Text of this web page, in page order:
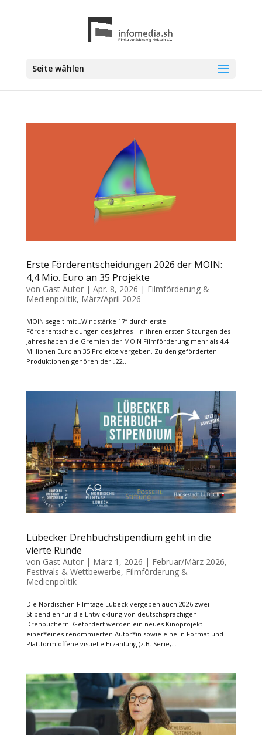
Seite wählen
Erste Förderentscheidungen 2026 der MOIN:
4,4 Mio. Euro an 35 Projekte
von Gast Autor| Apr. 8, 2026 | Filmförderung &
Medienpolitik, März/April 2026
MOIN segelt mit „Windstärke 17“ durch erste
Förderentscheidungen des Jahres In ihren ersten Sitzungen des
Jahres haben die Gremien der MOIN Filmförderung mehr als 4,4
Millionen Euro an 35 Projekte vergeben. Zu den geförderten
Produktionen gehören der „22...
Lübecker Drehbuchstipendium geht in die
vierte Runde
von Gast Autor| März 1, 2026 | Februar/März 2026,
Festivals & Wettbewerbe, Filmförderung &
Medienpolitik
Die Nordischen Filmtage Lübeck vergeben auch 2026 zwei
Stipendien für die Entwicklung von deutschsprachigen
Drehbüchern: Gefördert werden ein neues Kinoprojekt
einer*eines renommierten Autor*in sowie eine in Format und
Plattform offene visuelle Erzählung (z.B. Serie,...